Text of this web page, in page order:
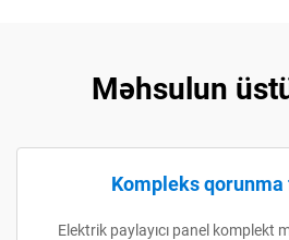
Məhsulun
Kompleks qorunma
Elektrik paylayıcı panel komplekt